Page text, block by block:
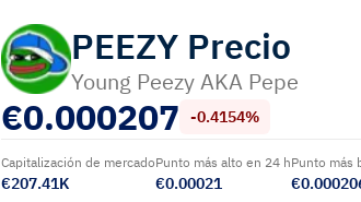
PEEZY Precio
Young Peezy AKA Pepe
€0.000207 -0.4154%
Capitalización de mercado
€207.41K
Punto más alto en 24 h
€0.00021
Punto más